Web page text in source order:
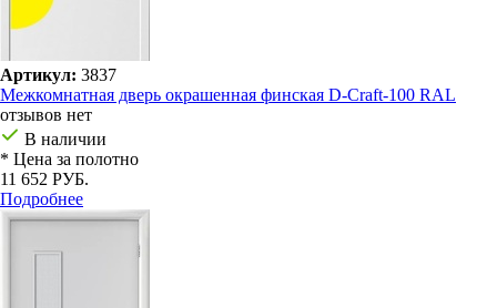
Артикул: 3837
Межкомнатная дверь окрашенная финская D-Craft-100 RAL
отзывов нет
В наличии
* Цена за полотно
11 652 РУБ.
Подробнее